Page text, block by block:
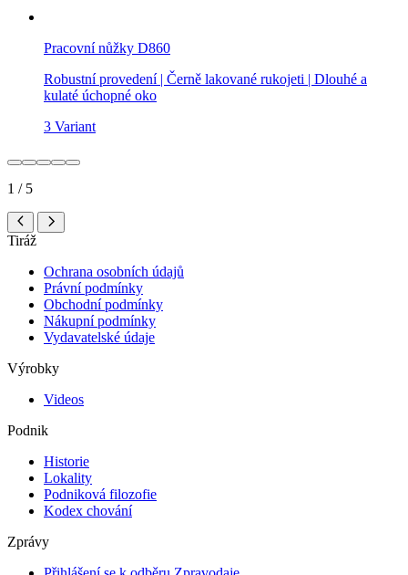
Pracovní nůžky D860
Robustní provedení | Černě lakované rukojeti | Dlouhé a
kulaté úchopné oko
3 Variant
1 / 5
Tiráž
Ochrana osobních údajů
Právní podmínky
Obchodní podmínky
Nákupní podmínky
Vydavatelské údaje
Výrobky
Videos
Podnik
Historie
Lokality
Podniková filozofie
Kodex chování
Zprávy